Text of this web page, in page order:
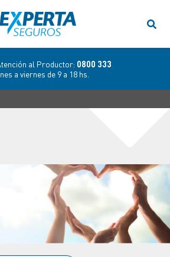
al Productor: 0800 333
a viernes de 9 a 18 hs.